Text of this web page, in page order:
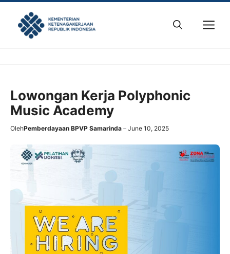
content
Lowongan Kerja Polyphonic
Music Academy
OlehPemberdayaan BPVP Samarinda June 10, 2025